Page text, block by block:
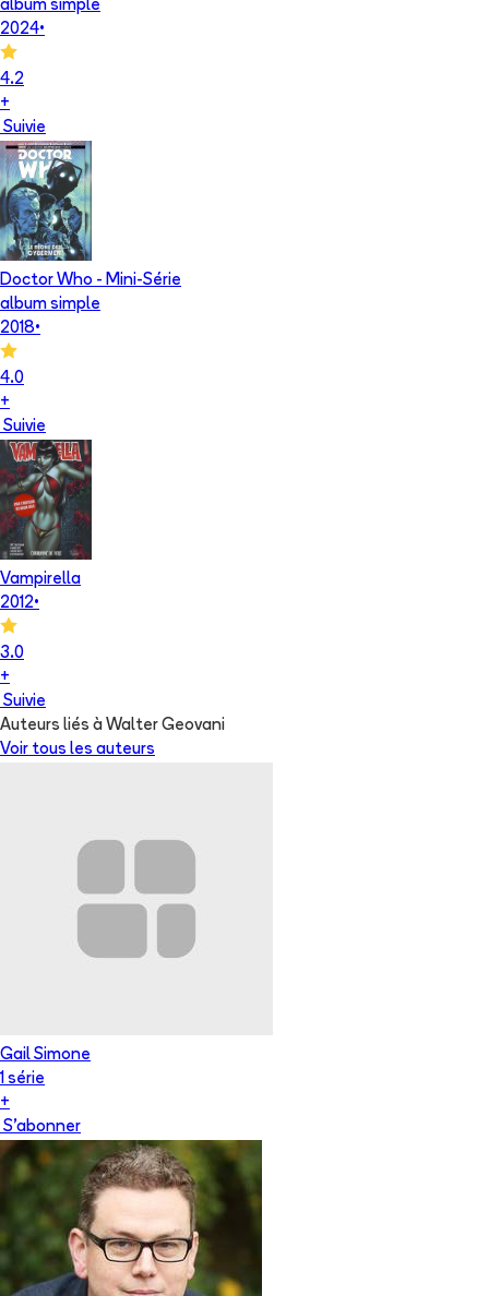
album simple
2024•
4.2
+
Suivie
Doctor Who - Mini-Série
album simple
2018•
4.0
+
Suivie
Vampirella
2012•
3.0
+
Suivie
Auteurs liés à Walter Geovani
Voir tous les auteurs
Gail Simone
1 série
+
S'abonner